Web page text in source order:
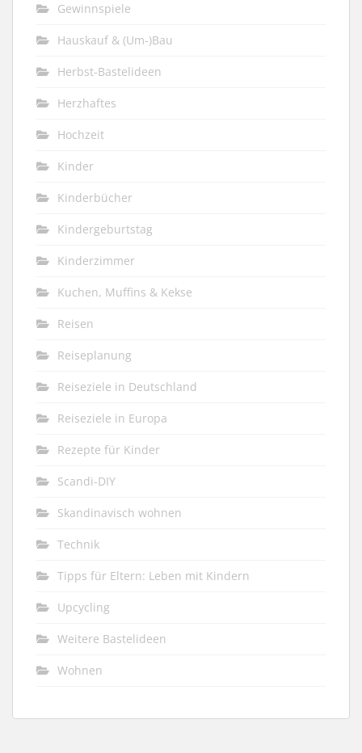
Gewinnspiele
Hauskauf & (Um-)Bau
Herbst-Bastelideen
Herzhaftes
Hochzeit
Kinder
Kinderbücher
Kindergeburtstag
Kinderzimmer
Kuchen, Muffins & Kekse
Reisen
Reiseplanung
Reiseziele in Deutschland
Reiseziele in Europa
Rezepte für Kinder
Scandi-DIY
Skandinavisch wohnen
Technik
Tipps für Eltern: Leben mit Kindern
Upcycling
Weitere Bastelideen
Wohnen